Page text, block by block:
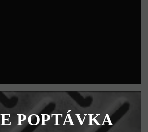
POPTÁVKA